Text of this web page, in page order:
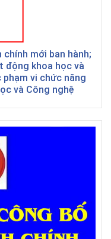
mới ban hành;
động khoa học và
vi chức năng
và Công nghệ